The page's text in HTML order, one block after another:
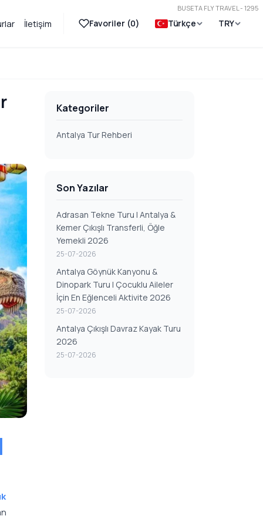
BUSETA FLY TRAVEL - 1295
İletişim Favoriler (0) Türkçe TRY
Kategoriler
Antalya Tur Rehberi
Son Yazılar
Adrasan Tekne Turu | Antalya &
Kemer Çıkışlı Transferli, Öğle
Yemekli 2026
25-07-2026
Antalya Göynük Kanyonu &
Dinopark Turu | Çocuklu Aileler
İçin En Eğlenceli Aktivite 2026
25-07-2026
Antalya Çıkışlı Davraz Kayak Turu
2026
25-07-2026